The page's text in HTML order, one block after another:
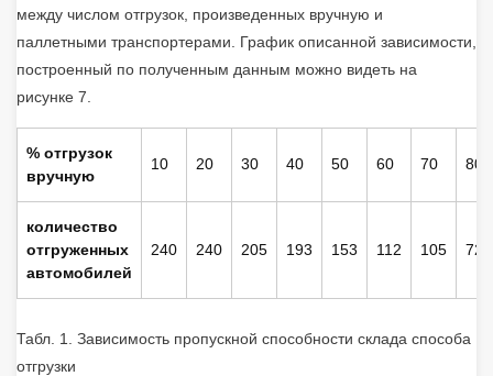
между числом отгрузок, произведенных вручную и
паллетными транспортерами. График описанной зависимости,
построенный по полученным данным можно видеть на
рисунке 7.
% отгрузок
вручную
10 20 30 40 50 60 70 80
количество
отгруженных
автомобилей
240 240 205 193 153 112 105 72
Табл. 1. Зависимость пропускной способности склада способа
отгрузки